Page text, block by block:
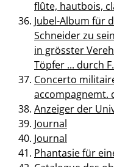
flûte, hautbois,
Jubel-Album für
Schneider zu
in grösster
Töpfer ... durch
Concerto
accompagnemt.
Anzeiger der
Journal
Journal
Phantasie für